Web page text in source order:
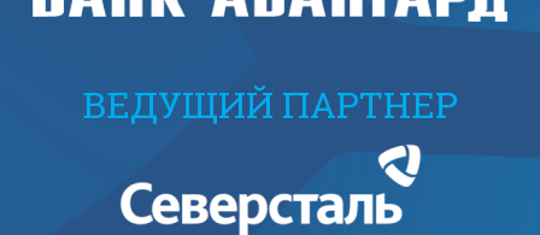
ВЕДУЩИЙ ПАРТНЕР